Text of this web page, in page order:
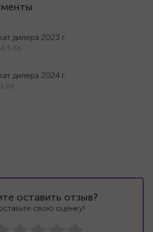
дилера 2023 г.
Кб
дилера 2024 г.
Кб
оставить отзыв?
свою оценку!